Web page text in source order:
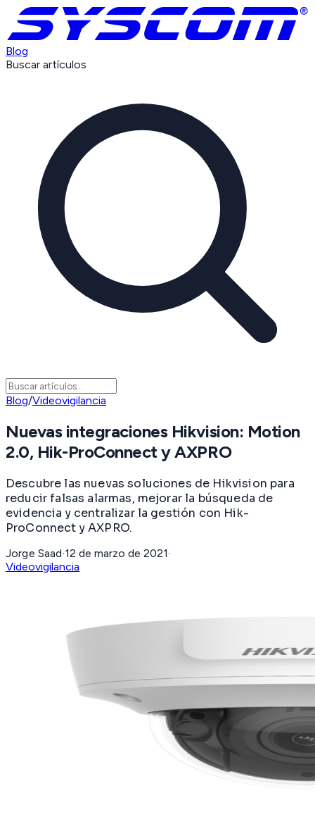
Blog
Buscar artículos
Blog/Videovigilancia
Nuevas integraciones Hikvision: Motion
2.0, Hik-ProConnect y AXPRO
Descubre las nuevas soluciones de Hikvision para
reducir falsas alarmas, mejorar la búsqueda de
evidencia y centralizar la gestión con Hik-
ProConnect y AXPRO.
Jorge Saad·12 de marzo de 2021·
Videovigilancia